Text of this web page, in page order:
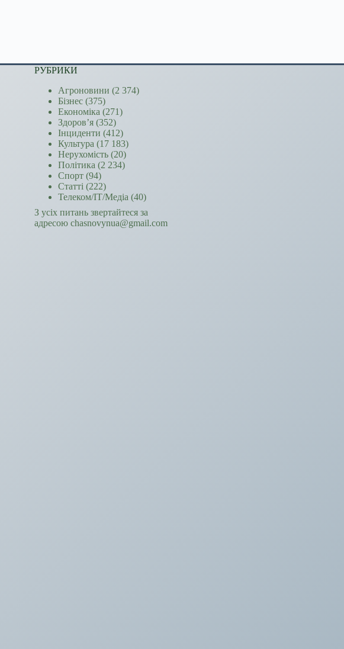
РУБРИКИ
Агроновини (2 374)
Бізнес (375)
Економіка (271)
Здоров’я (352)
Інциденти (412)
Культура (17 183)
Нерухомість (20)
Політика (2 234)
Спорт (94)
Статті (222)
Телеком/ІТ/Медіа (40)
З усіх питань звертайтеся за
адресою chasnovynua@gmail.com